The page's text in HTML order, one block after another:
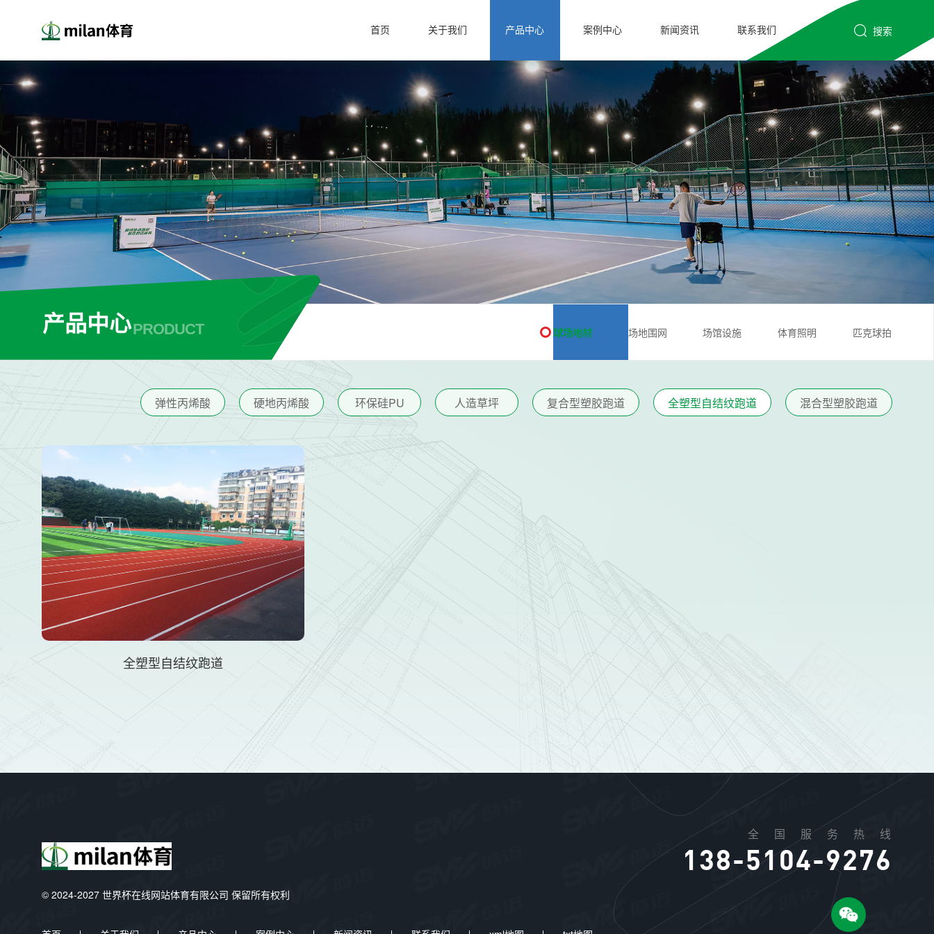
首页 关于我们 产品中心 案例中心 新闻资讯 联系我们 搜索
产品中心PRODUCT 球场地材 场地围网 场馆设施 体育照明 匹克球拍
弹性丙烯酸 硬地丙烯酸 环保硅PU 人造草坪 复合型塑胶跑道 全塑型自结纹跑道 混合型塑胶跑道
全塑型自结纹跑道
© 2024-2027 世界杯在线网站体育有限公司 保留所有权利
全国服务热线
138-5104-9276